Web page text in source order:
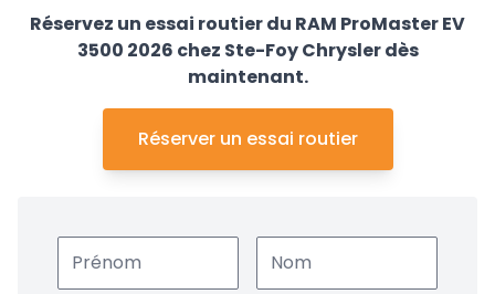
Réservez un essai routier du RAM ProMaster EV
3500 2026 chez Ste-Foy Chrysler dès
maintenant.
Réserver un essai routier